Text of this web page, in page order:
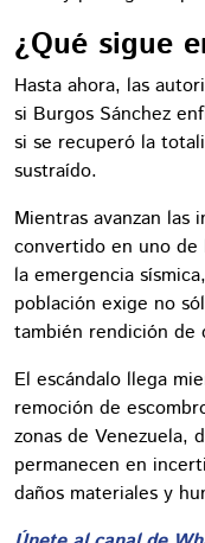
¿Qué sigue
Hasta ahora, las
si Burgos Sánchez
si se recuperó la
sustraído.
Mientras avanzan las
convertido en uno de
la emergencia
población exige no
también rendición de
El escándalo llega
remoción de
zonas de Venezuela,
permanecen en
daños materiales y